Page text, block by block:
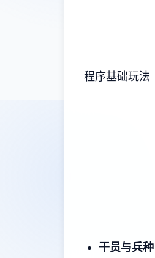
程序基础玩法
干员与兵种